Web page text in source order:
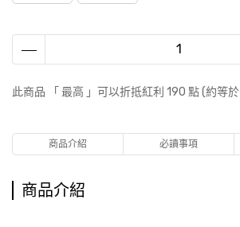
此商品 「 最高 」可以折抵紅利 190 點 (約等於
商品介紹 必讀事項
商品介紹